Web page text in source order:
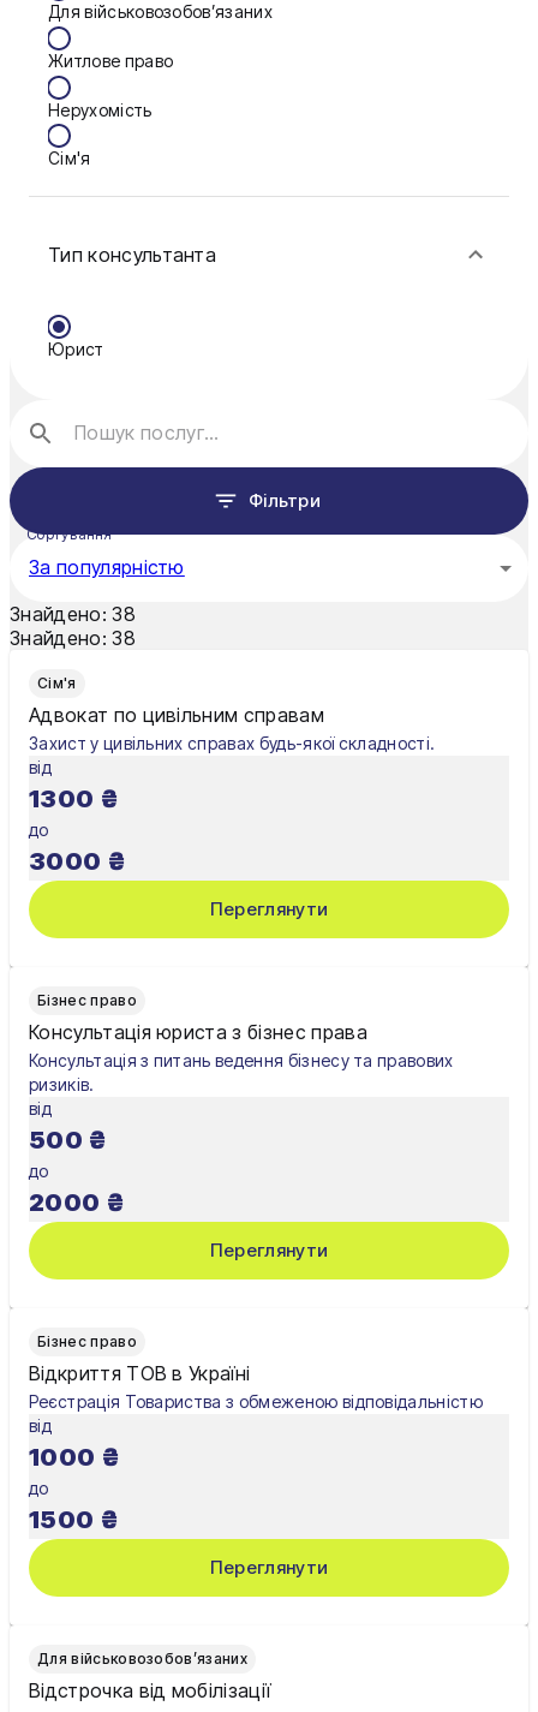
Запоріжжя
Калуш
Кам'янське
Ковель
Краматорськ
Кривий Ріг
Нікополь
Одеса
Павлоград
Полтава
Тернопіль
Ужгород
Умань
Харків
Херсон
Чернівці
Чернігів
Шостка
Житомир
Львів
Для військовозобов’язаних
Житлове право
Нерухомість
Сім'я
Тип консультанта
Юрист
Фільтри
Сортування
За популярністю
Знайдено: 38
Знайдено: 38
Сім'я
Адвокат по цивільним справам
Захист у цивільних справах будь-якої складності.
від
1300 ₴
до
3000 ₴
Переглянути
Бізнес право
Консультація юриста з бізнес права
Консультація з питань ведення бізнесу та правових
ризиків.
від
500 ₴
до
2000 ₴
Переглянути
Бізнес право
Відкриття ТОВ в Україні
Реєстрація Товариства з обмеженою відповідальністю
від
1000 ₴
до
1500 ₴
Переглянути
Для військовозобов’язаних
Відстрочка від мобілізації